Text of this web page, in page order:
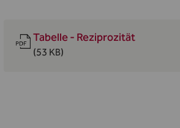
Tabelle - Reziprozität
(53 KB)